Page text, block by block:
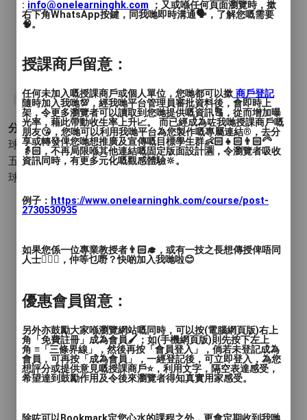
時間：5:15-6:15pm
地點：良景五人足球場（如因天雨影響將改
收費：$930 / 10堂
#足球 #紀律 #態度 #團隊 #合作 #個人技術 #恆常班 #友誼賽
分類 :
球類運動 - 足球- 草地 (足球) 人工草地 (足球) 硬地 (足球)
五人制 (足球) 七人制(足球) 十一人制(足球) 守門員訓練 (足
球)
: info@onelearninghk.com ；又或喺任何頁面瀏覽時，撳
右下角WhatsApp按鍵，同我哋即時溝通🗣️，了解您嘅需要
🧠。
授課商戶留意：
任何未加入嘅授課商戶或個人單位，您哋都可以撳 商戶登記
隨時加入我哋💯，經我哋平台管理員審批資料後，會即時上
架，令更多瀏覽者可以讀取到您哋提供嘅資訊🔠，從而增加曝
光率，藉此帶動收生率上升📈。 而已經成為咗我哋授課商戶嘅
朋友😘，您哋可以利用我哋平台為您製作嘅專屬連結®️，去分
享或轉發俾您哋想推廣及宣傳嘅目標學生群👶🏻👧🏻👨🏻‍🦳
👵🏻，不再局限喺其他連結嘅固定版面設計🈵，令瀏覽者吸收
資訊同時，有更多元化嘅觀感體驗🔆。
例子： https://www.onelearninghk.com/course/post-
2730530935
如果您係一位專業教授者👨🏻‍🎓，或有一技之長想傳授俾唔同
人士🙋🏻‍♂️，仲等乜嘢？快啲加入我哋啦😊
優惠會員留意：
另外亦鼓勵大家喺瀏覽網站嘅同時，可以按(電腦網頁版)右上
角「免費註冊」成為會員🖌️；如(手機網頁版)則先按下左上
角 ≡「三條界線」，然後再按「會員登入」，倘若未登記成為
會員，可再按「成為會員」，一經登記後，可立即登入，為您
想評分或提供意見嘅授課商戶⭐️，利用文字，隔空表達感受，
希望達到鼓勵作用及令後來瀏覽者得知真實用家感受。